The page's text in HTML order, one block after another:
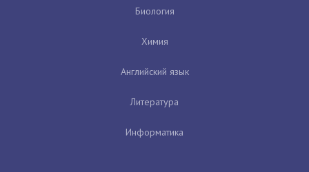
Биология
Химия
Английский язык
Литература
Информатика